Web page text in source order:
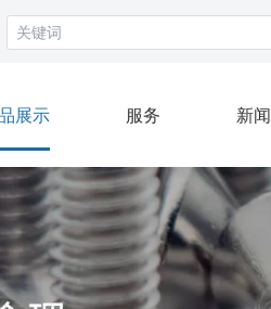
展示 服务 新闻